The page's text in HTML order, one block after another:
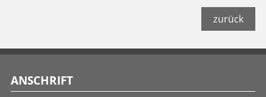
zurück
ANSCHRIFT